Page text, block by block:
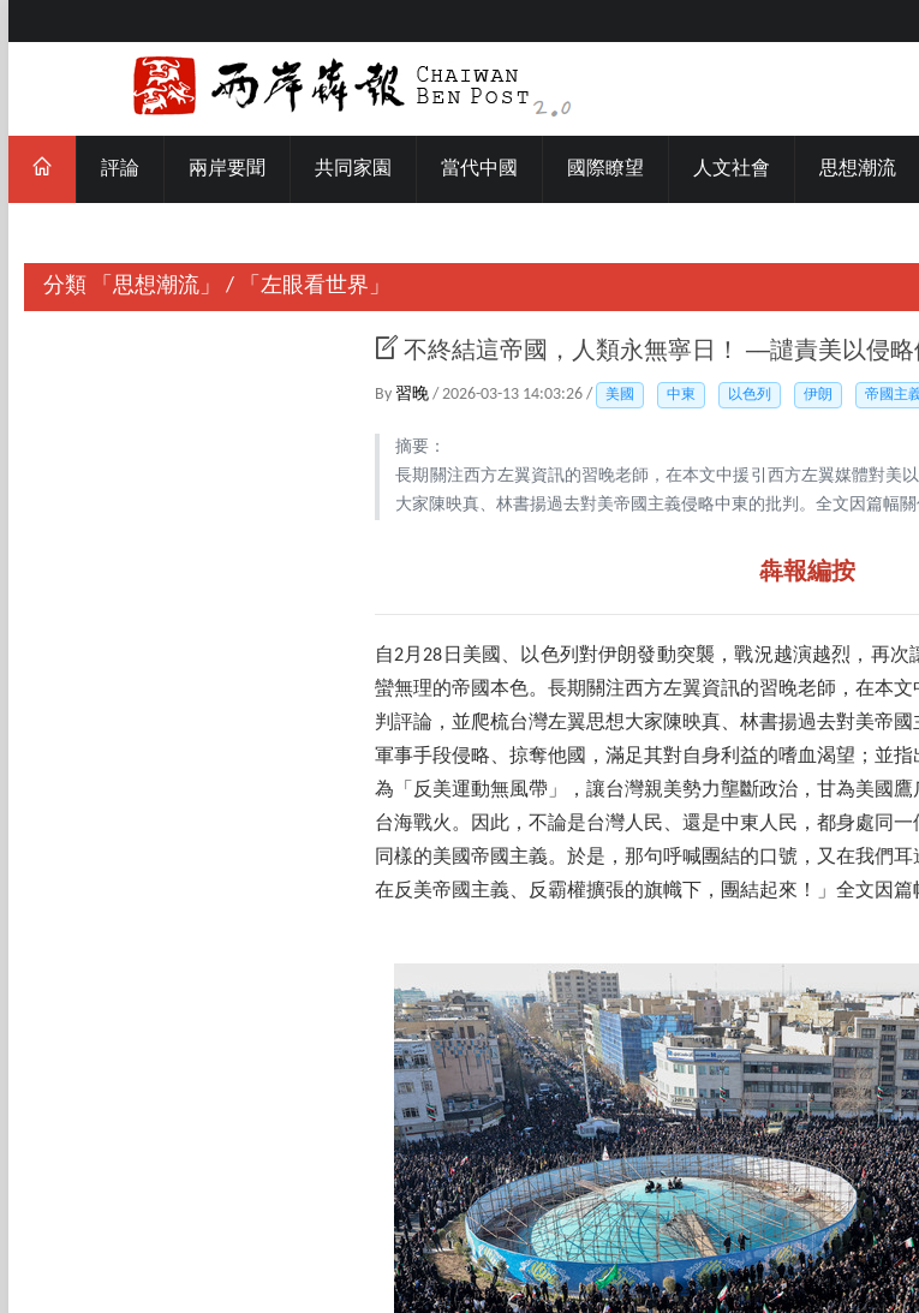
評論 兩岸要聞 共同家園 當代中國 國際瞭望 人文社會 思想潮流
分類 「思想潮流」 / 「左眼看世界」
不終結這帝國，人類永無寧日！ ──譴責美以侵略
By 習晚 / 2026-03-13 14:03:26 / 美國 中東 以色列 伊朗 帝國主
摘要：
長期關注西方左翼資訊的習晚老師，在本文中援引西方左翼媒體對美
大家陳映真、林書揚過去對美帝國主義侵略中東的批判。全文因篇幅關
犇報編按
自2月28日美國、以色列對伊朗發動突襲，戰況越演越烈，再
蠻無理的帝國本色。長期關注西方左翼資訊的習晚老師，在本
判評論，並爬梳台灣左翼思想大家陳映真、林書揚過去對美帝
軍事手段侵略、掠奪他國，滿足其對自身利益的嗜血渴望；並
為「反美運動無風帶」，讓台灣親美勢力壟斷政治，甘為美國
台海戰火。因此，不論是台灣人民、還是中東人民，都身處同
同樣的美國帝國主義。於是，那句呼喊團結的口號，又在我們
在反美帝國主義、反霸權擴張的旗幟下，團結起來！」全文因篇